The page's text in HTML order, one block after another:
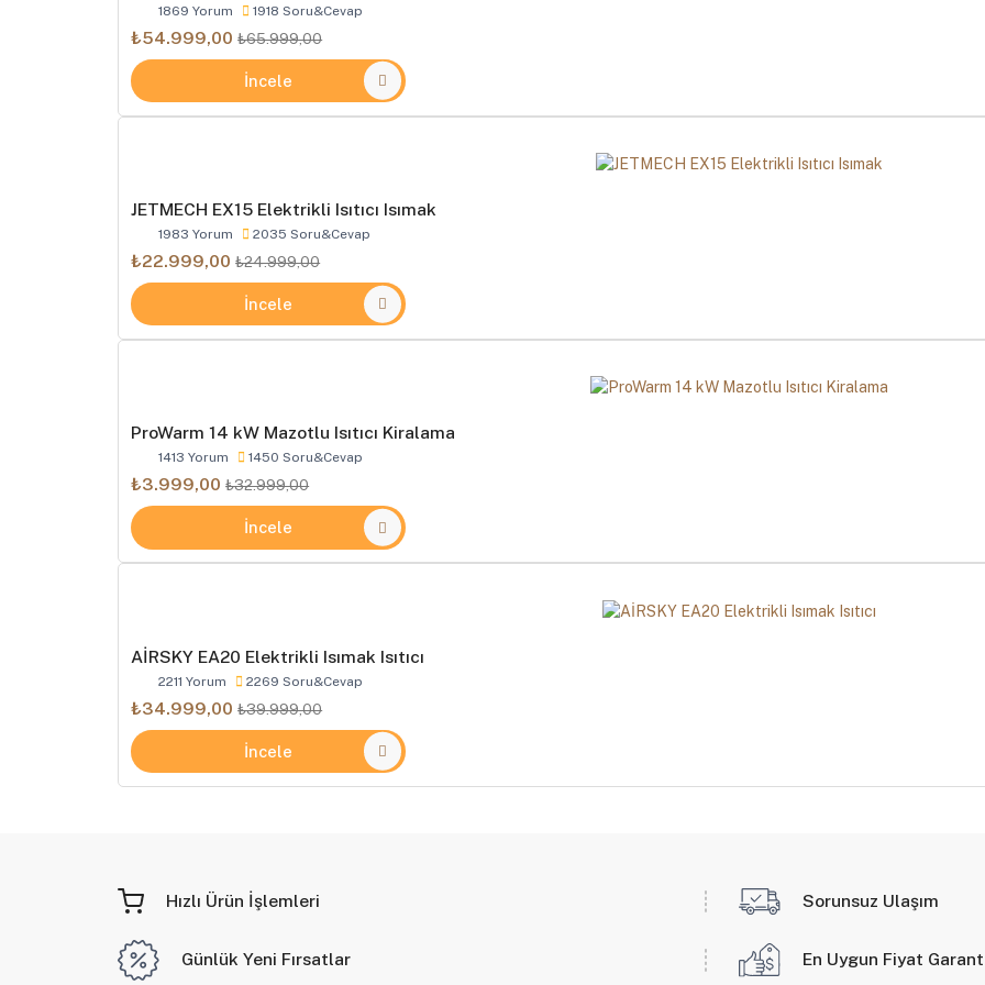
1869 Yorum 1918 Soru&Cevap
₺54.999,00 ₺65.999,00
İncele
JETMECH EX15 Elektrikli Isıtıcı Isımak
1983 Yorum 2035 Soru&Cevap
₺22.999,00 ₺24.999,00
İncele
ProWarm 14 kW Mazotlu Isıtıcı Kiralama
1413 Yorum 1450 Soru&Cevap
₺3.999,00 ₺32.999,00
İncele
AİRSKY EA20 Elektrikli Isımak Isıtıcı
2211 Yorum 2269 Soru&Cevap
₺34.999,00 ₺39.999,00
İncele
Hızlı Ürün İşlemleri Sorunsuz Ulaşım
Günlük Yeni Fırsatlar En Uygun Fiyat